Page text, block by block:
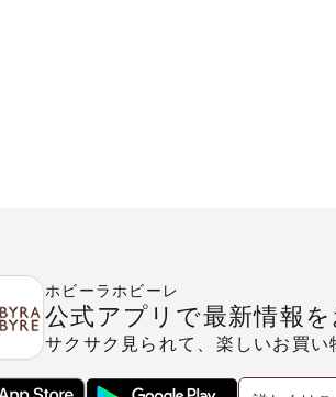
ホビーラホビーレ
公式アプリで最新情報を
サクサク見られて、楽しいお買い